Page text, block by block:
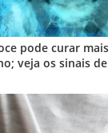
pode curar
veja os sinais